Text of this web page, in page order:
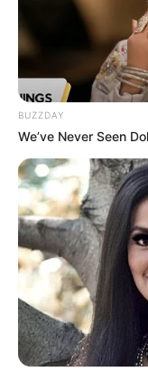
BUZZDAY
We’ve Never Seen